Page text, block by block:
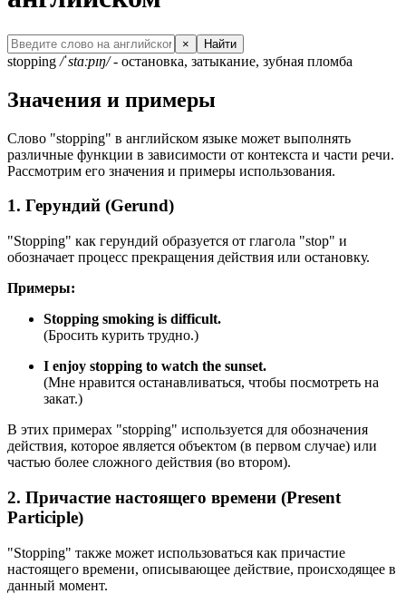
× Найти
stopping /ˈstɑːpɪŋ/- остановка, затыкание, зубная пломба
Значения и примеры
Слово "stopping" в английском языке может выполнять
различные функции в зависимости от контекста и части речи.
Рассмотрим его значения и примеры использования.
1. Герундий (Gerund)
"Stopping" как герундий образуется от глагола "stop" и
обозначает процесс прекращения действия или остановку.
Примеры:
Stopping smoking is difficult.
(Бросить курить трудно.)
I enjoy stopping to watch the sunset.
(Мне нравится останавливаться, чтобы посмотреть на
закат.)
В этих примерах "stopping" используется для обозначения
действия, которое является объектом (в первом случае) или
частью более сложного действия (во втором).
2. Причастие настоящего времени (Present
Participle)
"Stopping" также может использоваться как причастие
настоящего времени, описывающее действие, происходящее в
данный момент.